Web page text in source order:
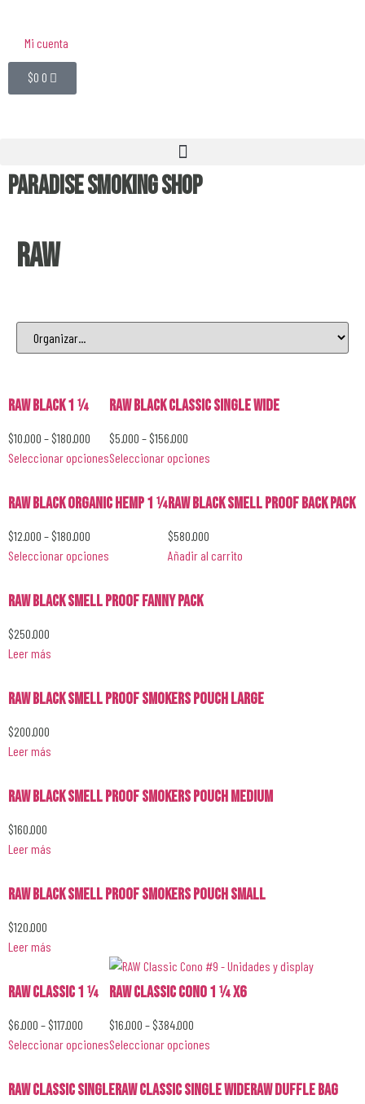
Mi cuenta
$0 0
Paradise Smoking Shop
RAW
RAW Black 1 1⁄4
$10.000 – $180.000
Seleccionar opciones
RAW Black Classic Single Wide
$5.000 – $156.000
Seleccionar opciones
RAW Black Organic Hemp 1 1⁄4
$12.000 – $180.000
Seleccionar opciones
RAW Black Smell Proof Back Pack
$580.000
Añadir al carrito
RAW Black Smell Proof Fanny Pack
$250.000
Leer más
RAW Black Smell Proof Smokers Pouch Large
$200.000
Leer más
RAW Black Smell Proof Smokers Pouch Medium
$160.000
Leer más
RAW Black Smell Proof Smokers Pouch Small
$120.000
Leer más
RAW Classic 1 1⁄4
$6.000 – $117.000
Seleccionar opciones
RAW Classic Cono 1 1⁄4 x6
$16.000 – $384.000
Seleccionar opciones
Raw classic singleRAW Classic Single WideRAW Duffle Bag